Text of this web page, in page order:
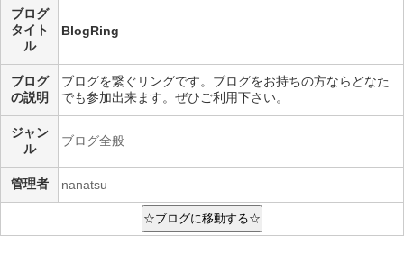
ブログ
タイト
ル
BlogRing
ブログ
の説明
ブログを繋ぐリングです。ブログをお持ちの方ならどなた
でも参加出来ます。ぜひご利用下さい。
ジャン
ル
ブログ全般
管理者 nanatsu